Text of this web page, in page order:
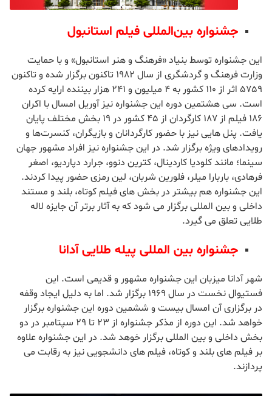
جشنواره بین‌المللی فیلم استانبول
این جشنواره توسط بنیاد «فرهنگ و هنر استانبول» و با حمایت
وزارت فرهنگ و گردشگری از سال 1982 تاکنون برگزار شده و تاکنون
5759 اثر از 110 کشور به 4 میلیون و 241 هزار بیننده ارایه کرده
است. سی هشتمین دوره این جشنواره نیز آوریل امسال با اکران
186 فیلم از 187 کارگردان از 45 کشور در 19 بخش مختلف پایان
یافت. پنل هایی نیز با حضور کارگردانان و بازیگران، کنسرت‌ها و
رویدادهای ویژه برگزار شد. در این جشنواره نیز افراد مشهور جهان
سینما؛ مانند کلودیا کاردینال، کترین دنوو، جرارد دپاردیو، اصغر
فرهادی، باربارا میلر، فلورین شربان، لین رمزی حضور پیدا کردند.
این جشنواره هم بیشتر در بخش های فیلم کوتاه، بلند و مستند
داخلی و بین المللی برگزار می شود که به آثار برتر آن جایزه لاله
طلایی تعلق می گیرد.
جشنواره بین المللی پیله طلایی آدانا
شهر آدانا میزبان این جشنواره مشهور و قدیمی است. این